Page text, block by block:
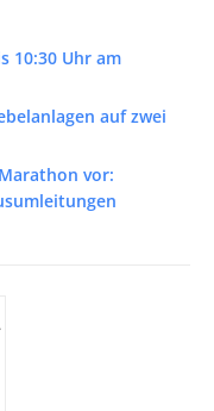
10:30 Uhr am
auf zwei
vor: